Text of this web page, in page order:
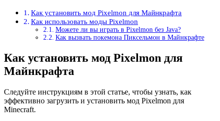
Как установить мод Pixelmon для Майнкрафта
Как использовать моды Pixelmon
Можете ли вы играть в Pixelmon без Java?
Как вызвать покемона Пиксельмон в Майнкрафте
Как установить мод Pixelmon для
Майнкрафта
Следуйте инструкциям в этой статье, чтобы узнать, как
эффективно загрузить и установить мод Pixelmon для
Minecraft.